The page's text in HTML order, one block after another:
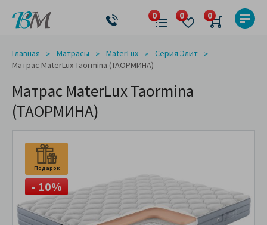
Главная Матрасы MaterLux
Серия Элит
Матрас MaterLux Taormina (ТАОРМИНА)
Матрас MaterLux Taormina
(ТАОРМИНА)
Подарок
- 10%